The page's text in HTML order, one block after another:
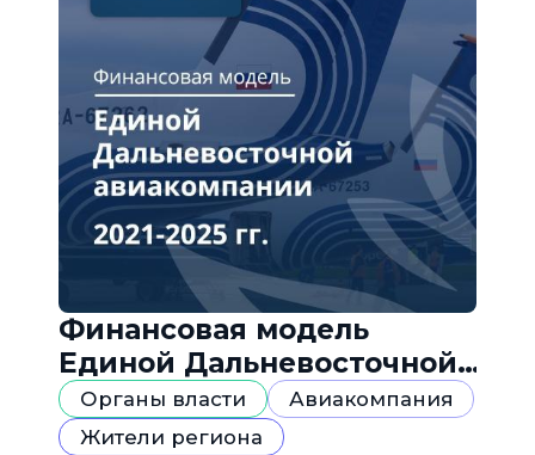
Финансовая модель
Единой Дальневосточной
авиакомпании
Органы власти
Авиакомпания
Жители региона